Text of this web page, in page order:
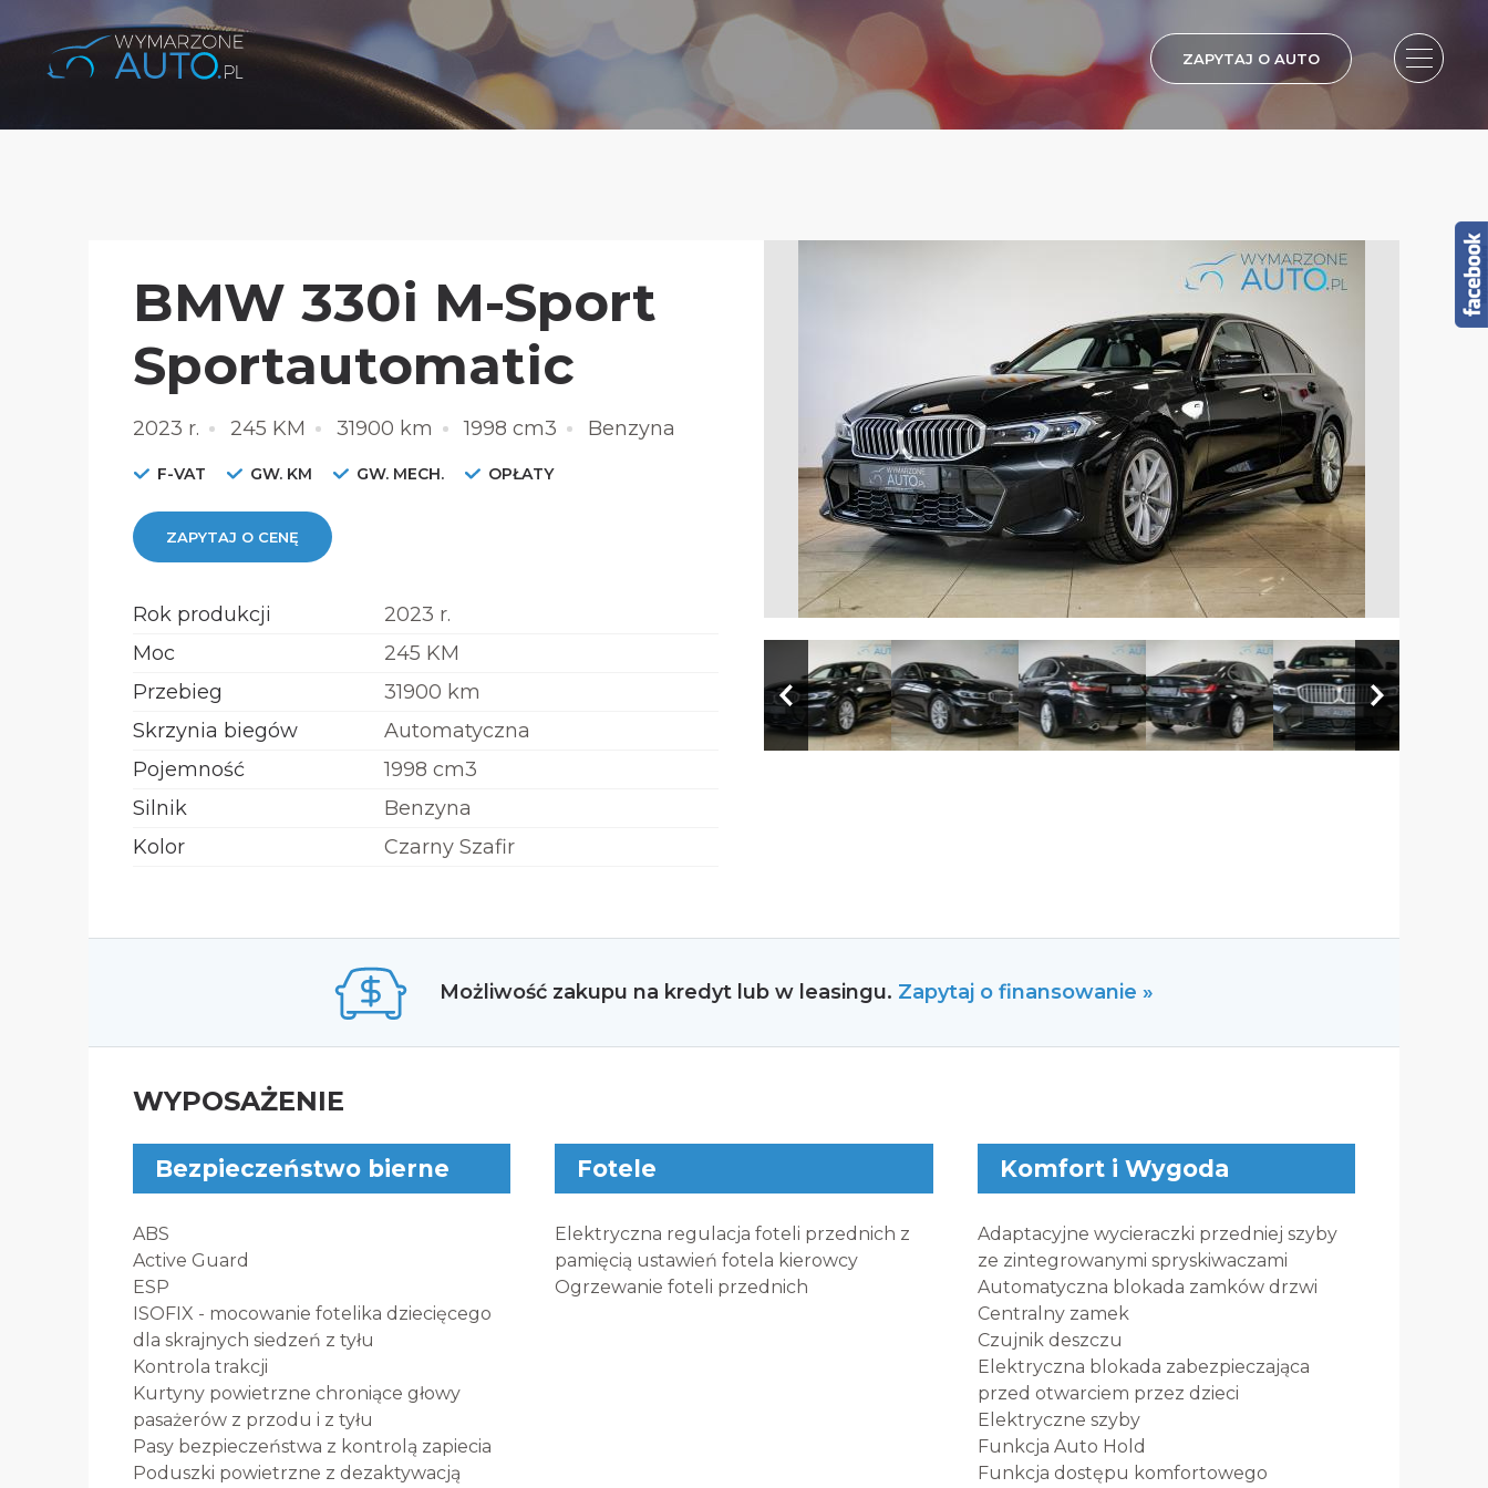
ZAPYTAJ O AUTO
BMW 330i M-Sport
Sportautomatic
2023 r. 245 KM 31900 km 1998 cm3 Benzyna
F-VAT GW. KM GW. MECH. OPŁATY
ZAPYTAJ O CENĘ
Rok produkcji
2023 r.
Moc
245 KM
Przebieg
31900 km
Skrzynia biegów
Automatyczna
Pojemność
1998 cm3
Silnik
Benzyna
Kolor
Czarny Szafir
Możliwość zakupu na kredyt lub w leasingu. Zapytaj o finansowanie »
WYPOSAŻENIE
Bezpieczeństwo bierne
ABS
Active Guard
ESP
ISOFIX - mocowanie fotelika dziecięcego
dla skrajnych siedzeń z tyłu
Kontrola trakcji
Kurtyny powietrzne chroniące głowy
pasażerów z przodu i z tyłu
Pasy bezpieczeństwa z kontrolą zapiecia
Poduszki powietrzne z dezaktywacją
Fotele
Elektryczna regulacja foteli przednich z
pamięcią ustawień fotela kierowcy
Ogrzewanie foteli przednich
Komfort i Wygoda
Adaptacyjne wycieraczki przedniej szyby
ze zintegrowanymi spryskiwaczami
Automatyczna blokada zamków drzwi
Centralny zamek
Czujnik deszczu
Elektryczna blokada zabezpieczająca
przed otwarciem przez dzieci
Elektryczne szyby
Funkcja Auto Hold
Funkcja dostępu komfortowego